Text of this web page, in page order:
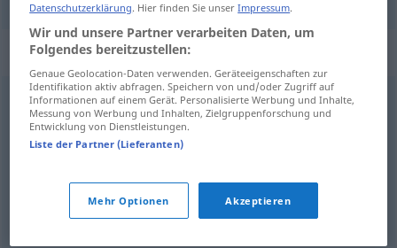
Synonyme für "trywialny"
karczemny,niewybredny,ordynarny,pospolity,
prostacki,prymitywny,przaśny
,normalny,oklepany,pospolity,prosty
stereotypowy szablonowy,sztampowy
Datenschutzerklärung. Hier finden Sie unserImpressum.
Wir und unsere Partner verarbeiten Daten, um
Folgendes bereitzustellen:
Genaue Geolocation-Daten verwenden. Geräteeigenschaften zur
Identifikation aktiv abfragen. Speichern von und/oder Zugriff auf
Informationen auf einem Gerät. Personalisierte Werbung und Inhalte,
Messung von Werbung und Inhalten, Zielgruppenforschung und
Entwicklung von Dienstleistungen.
Liste der Partner (Lieferanten)
Mehr Optionen Akzeptieren